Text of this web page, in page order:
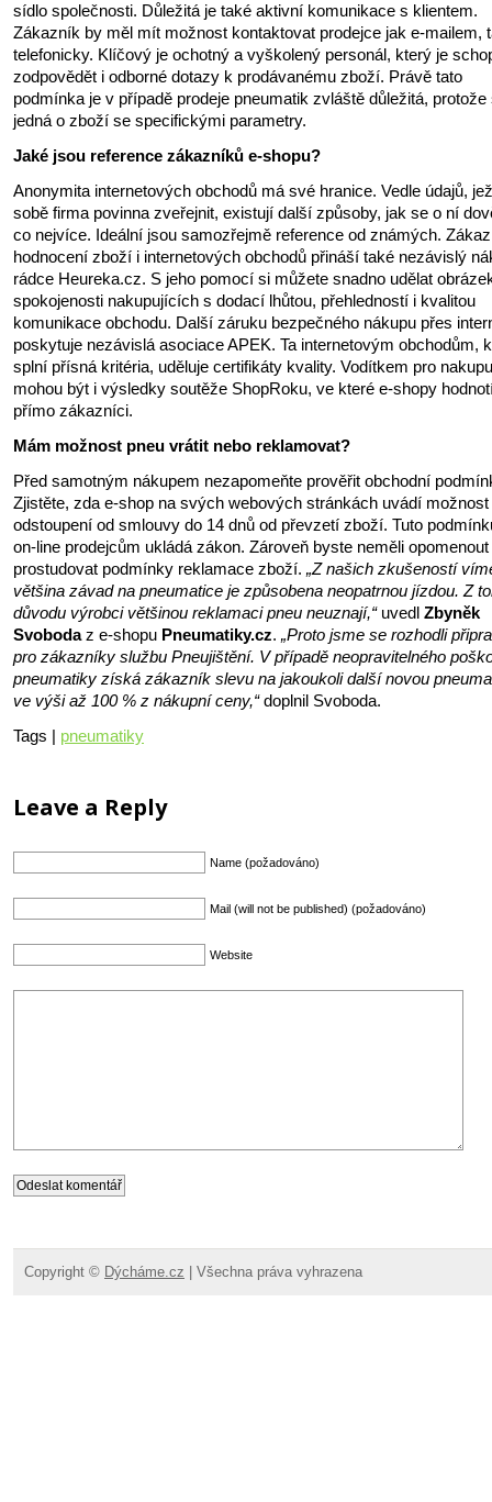
sídlo společnosti. Důležitá je také aktivní komunikace s klientem.
Zákazník by měl mít možnost kontaktovat prodejce jak e-mailem,
telefonicky. Klíčový je ochotný a vyškolený personál, který je
zodpovědět i odborné dotazy k prodávanému zboží. Právě tato
podmínka je v případě prodeje pneumatik zvláště důležitá, protože
jedná o zboží se specifickými parametry.
Jaké jsou reference zákazníků e-shopu?
Anonymita internetových obchodů má své hranice. Vedle údajů,
sobě firma povinna zveřejnit, existují další způsoby, jak se o ní
co nejvíce. Ideální jsou samozřejmě reference od známých.
hodnocení zboží i internetových obchodů přináší také nezávislý
rádce Heureka.cz. S jeho pomocí si můžete snadno udělat
spokojenosti nakupujících s dodací lhůtou, přehledností i kvalitou
komunikace obchodu. Další záruku bezpečného nákupu přes
poskytuje nezávislá asociace APEK. Ta internetovým obchodům,
splní přísná kritéria, uděluje certifikáty kvality. Vodítkem pro
mohou být i výsledky soutěže ShopRoku, ve které e-shopy
přímo zákazníci.
Mám možnost pneu vrátit nebo reklamovat?
Před samotným nákupem nezapomeňte prověřit obchodní
Zjistěte, zda e-shop na svých webových stránkách uvádí možnost
odstoupení od smlouvy do 14 dnů od převzetí zboží. Tuto
on-line prodejcům ukládá zákon. Zároveň byste neměli opomenout
prostudovat podmínky reklamace zboží. „Z našich zkušeností
většina závad na pneumatice je způsobena neopatrnou jízdou. Z
důvodu výrobci většinou reklamaci pneu neuznají,“uvedl Zbyněk
Svobodaz e-shopu Pneumatiky.cz. „Proto jsme se rozhodli
pro zákazníky službu Pneujištění. V případě neopravitelného
pneumatiky získá zákazník slevu na jakoukoli další novou
ve výši až 100 % z nákupní ceny,“doplnil Svoboda.
Tags | pneumatiky
Leave a Reply
Name (požadováno)
Mail (will not be published) (požadováno)
Website
Copyright © Dýcháme.cz | Všechna práva vyhrazena